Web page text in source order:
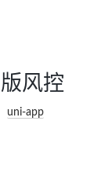
风控
uni-app